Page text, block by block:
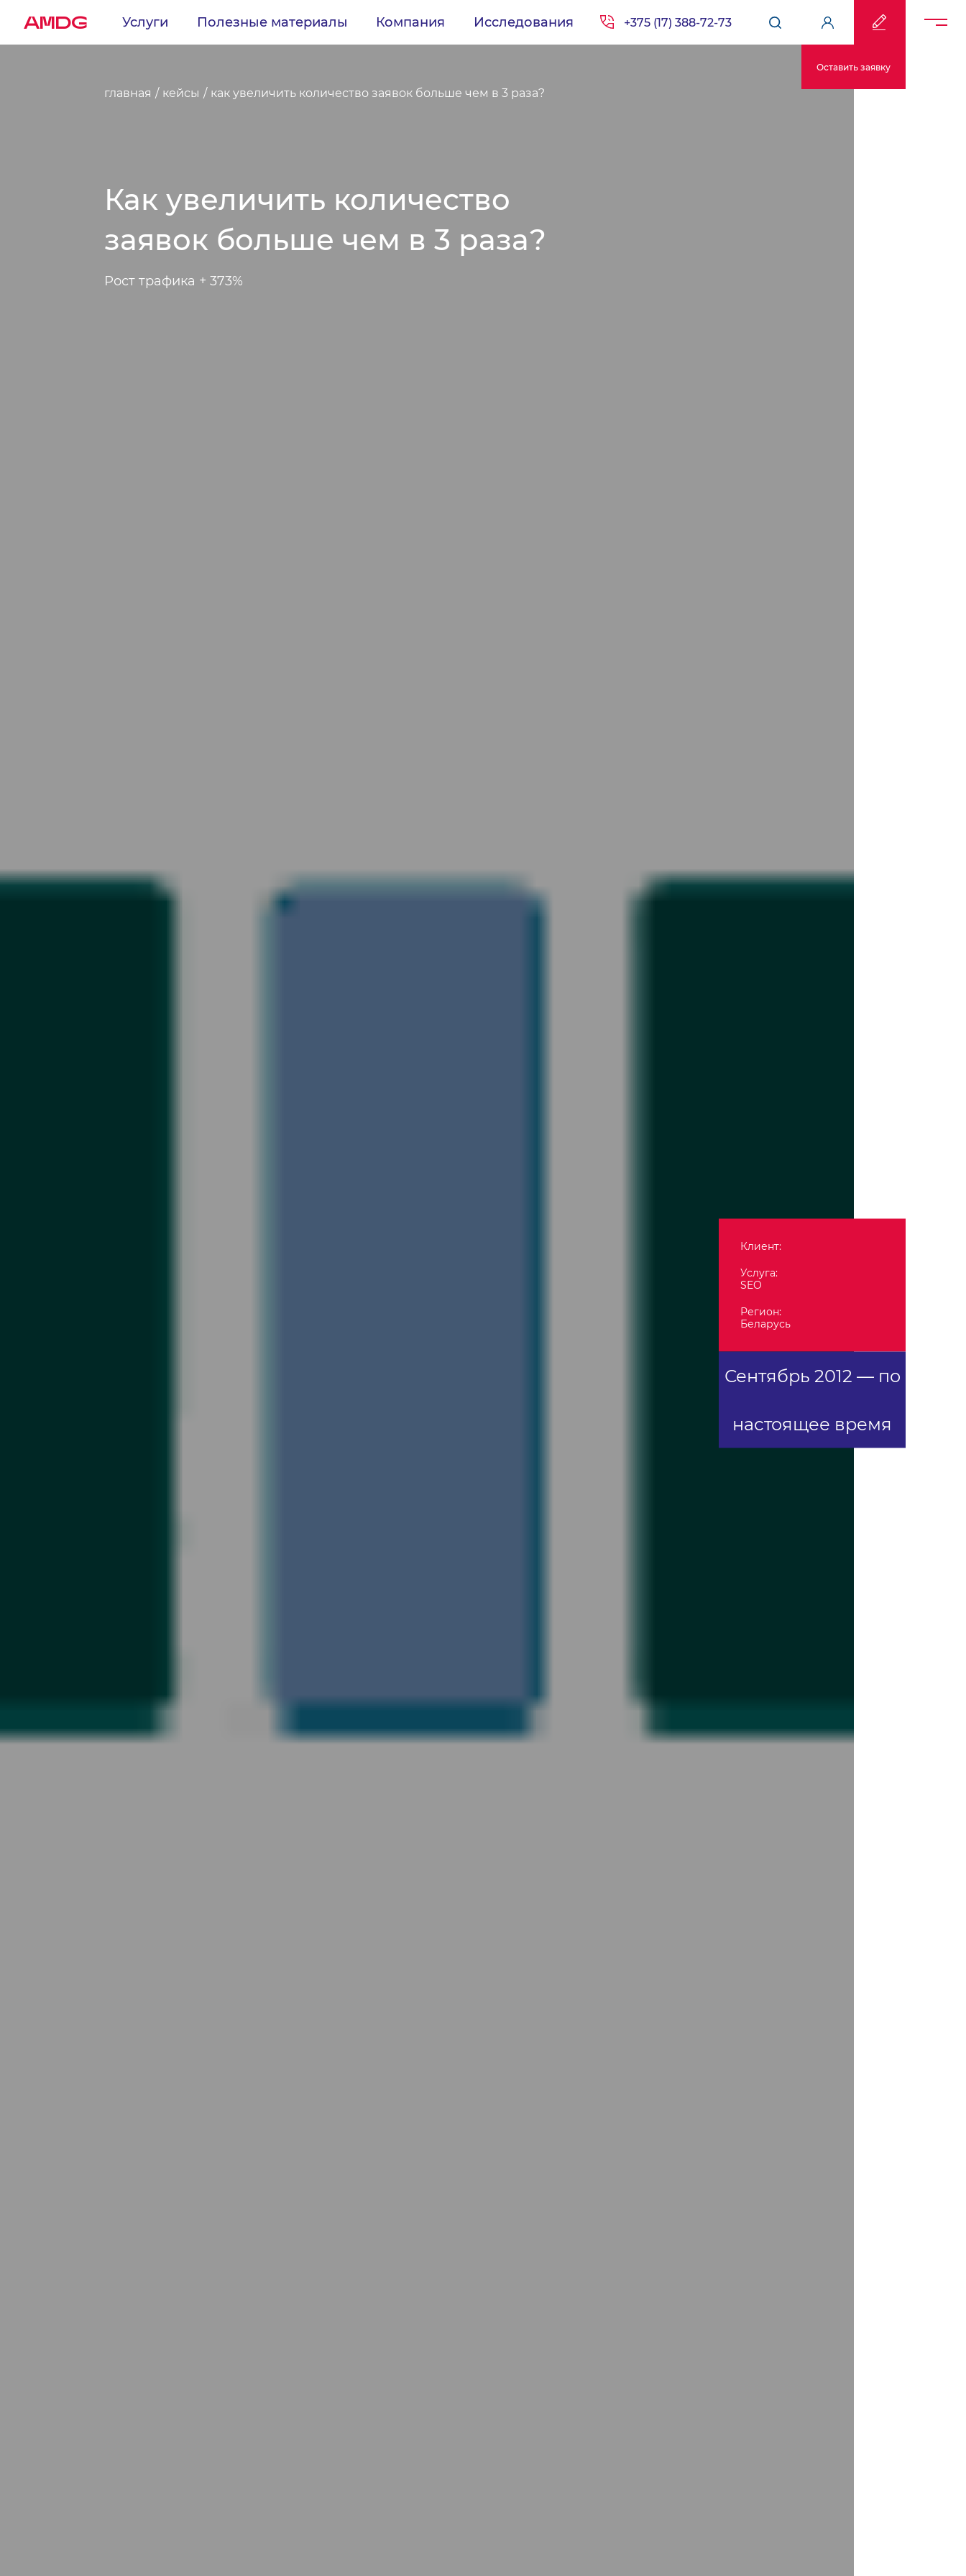
AMDG Услуги Полезные материалы Компания Исследования +375 (17) 388-72-73
Оставить заявку
главная кейсы как увеличить количество заявок больше чем в 3 раза?
Как увеличить количество
заявок больше чем в 3 раза?
Рост трафика + 373%
Клиент:
Услуга:
SEO
Регион:
Беларусь
Сентябрь 2012 — по
настоящее время